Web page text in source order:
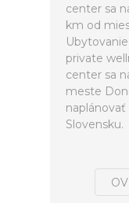
center sa
km od
private
center sa
meste
Slovensku.